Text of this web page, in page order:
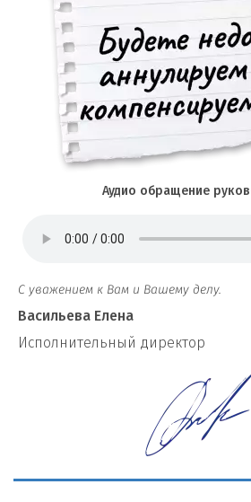
Аудио обращение
С уважением к Вам и Вашему делу.
Васильева Елена
И сполнительный директор